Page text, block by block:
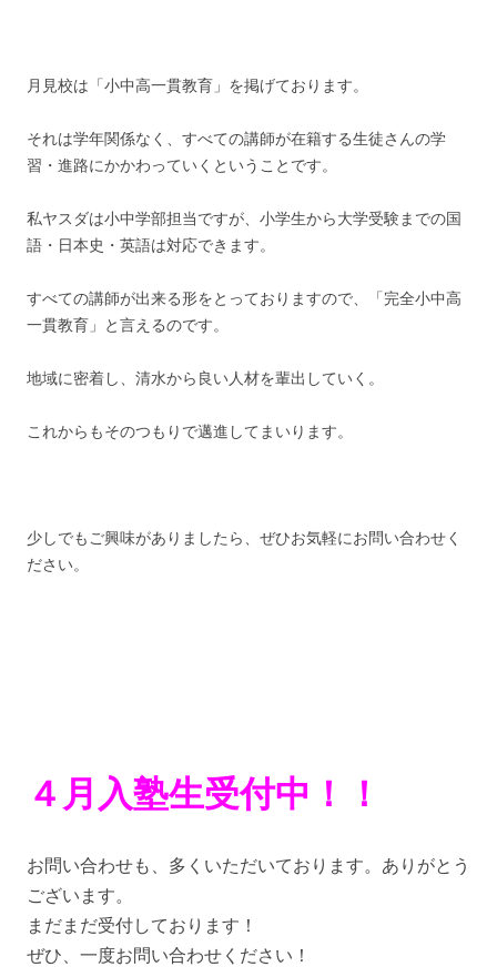
月見校は「小中高一貫教育」を掲げております。
それは学年関係なく、すべての講師が在籍する生徒さんの学
習・進路にかかわっていくということです。
私ヤスダは小中学部担当ですが、小学生から大学受験までの国
語・日本史・英語は対応できます。
すべての講師が出来る形をとっておりますので、「完全小中高
一貫教育」と言えるのです。
地域に密着し、清水から良い人材を輩出していく。
これからもそのつもりで邁進してまいります。
少しでもご興味がありましたら、ぜひお気軽にお問い合わせく
ださい。
４月入塾生受付中！！
お問い合わせも、多くいただいております。ありがとう
ございます。
まだまだ受付しております！
ぜひ、一度お問い合わせください！